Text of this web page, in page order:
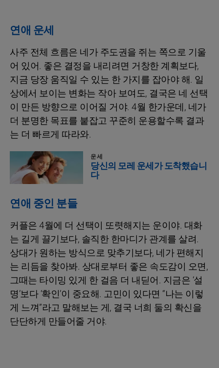
연애 운세
사주 전체 흐름은 네가 주도권을 쥐는 쪽으로 기울
어 있어. 좋은 결정을 내리려면 거창한 계획보다,
지금 당장 움직일 수 있는 한 가지를 잡아야 해. 일
상에서 보이는 변화는 작아 보여도, 결국은 네 선택
이 만든 방향으로 이어질 거야. 4월 한가운데, 네가
더 분명한 목표를 붙잡고 꾸준히 운용할수록 결과
는 더 빠르게 따라와.
운세
당신의 모레 운세가 도착했습니
다
연애 중인 분들
커플은 4월에 더 선택이 또렷해지는 운이야. 대화
는 길게 끌기보다, 솔직한 한마디가 관계를 살려.
상대가 원하는 방식으로 맞추기보다, 네가 편해지
는 리듬을 찾아봐. 상대로부터 좋은 속도감이 오면,
그때는 타이밍 있게 한 걸음 더 내딛어. 지금은 ‘설
명’보다 ‘확인’이 중요해. 고민이 있다면 “나는 이렇
게 느껴”라고 말해보는 게, 결국 너희 둘의 확신을
단단하게 만들어줄 거야.